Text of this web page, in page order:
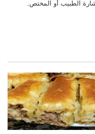
الطبيب أو المختص.